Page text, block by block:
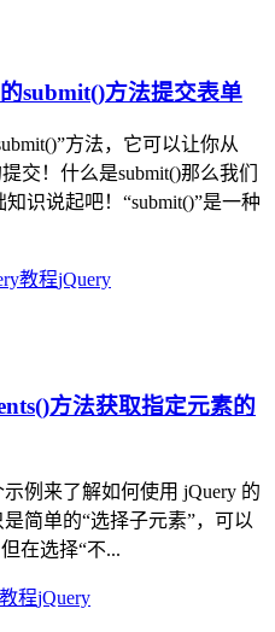
submit()方法提交表单
方法，它可以让你从
交！什么是submit()那么我们
识说起吧！“submit()”是一种
教程jQuery
方法获取指定元素的
例来了解如何使用 jQuery 的
是简单的“选择子元素”，可以
在选择“不...
程jQuery